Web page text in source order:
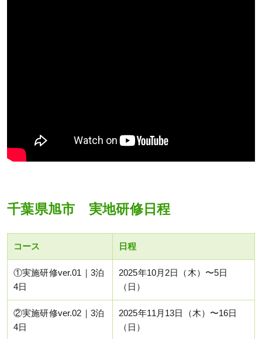
千葉県旭市 実地研修日程
コース 日程
①実施研修ver.01｜3泊
4日
2025年10月2日（木）〜5日
（日）
②実施研修ver.02｜3泊
4日
2025年11月13日（木）〜16日
（日）